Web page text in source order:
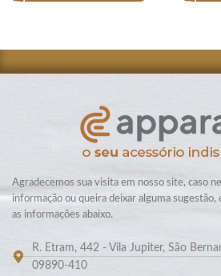
Agradecemos sua visita em nosso site, caso
informação ou queira deixar alguma
as informações abaixo.
R. Etram, 442 - Vila Jupiter, São
09890-410